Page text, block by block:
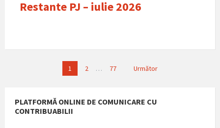
Restante PJ – iulie 2026
1 2 … 77 Următor
PLATFORMĂ ONLINE DE COMUNICARE CU
CONTRIBUABILII